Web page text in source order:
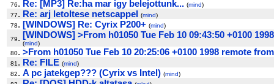
76. Re: [MP3] Re:ha mar igy belejottunk... (mind)
77. Re: arj letoltese netscappel (mind)
78. [WINDOWS] Re: Cyrix P200+ (mind)
79. [WINDOWS] >From h01050 Tue Feb 10 09:43:50 +0100
(mind)
80. >From h01050 Tue Feb 10 20:25:06 +0100 1998 remote from
81 . Re: FILE (mind)
82. A pc jatekgep??? (Cyrix vs Intel) (mind)